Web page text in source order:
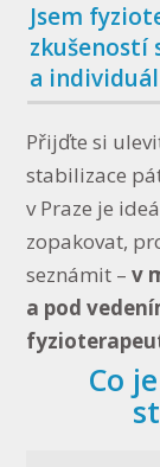
Jsem
zkušeností
a
Přijďte si
stabilizace
v Praze je
zopakovat,
seznámit –v
a pod
Co